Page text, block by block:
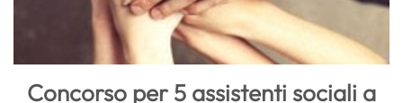
Concorso per 5 assistenti sociali a